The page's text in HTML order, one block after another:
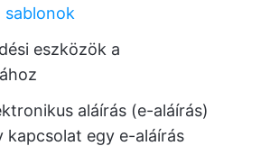
sablonok
eszközök a
aláírás (e-aláírás)
kapcsolat egy e-aláírás